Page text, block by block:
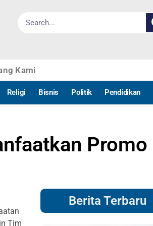
Kami
Religi Bisnis Politik Pendidikan
Promo
Tim
Berita Terbaru